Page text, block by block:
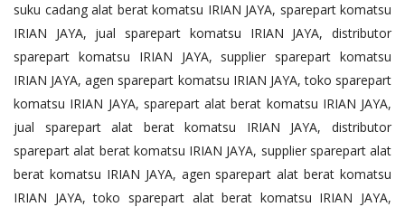
suku cadang alat berat komatsu IRIAN JAYA, sparepart komatsu
IRIAN JAYA, jual sparepart komatsu IRIAN JAYA, distributor
sparepart komatsu IRIAN JAYA, supplier sparepart komatsu
IRIAN JAYA, agen sparepart komatsu IRIAN JAYA, toko sparepart
komatsu IRIAN JAYA, sparepart alat berat komatsu IRIAN JAYA,
jual sparepart alat berat komatsu IRIAN JAYA, distributor
sparepart alat berat komatsu IRIAN JAYA, supplier sparepart alat
berat komatsu IRIAN JAYA, agen sparepart alat berat komatsu
IRIAN JAYA, toko sparepart alat berat komatsu IRIAN JAYA,